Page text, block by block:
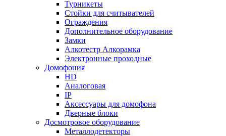
Турникеты
Стойки для считывателей
Ограждения
Дополнительное оборудование
Замки
Алкотестр Алкорамка
Электронные проходные
Домофония
HD
Аналоговая
IP
Аксессуары для домофона
Дверные блоки
Досмотровое оборудование
Металлодетекторы